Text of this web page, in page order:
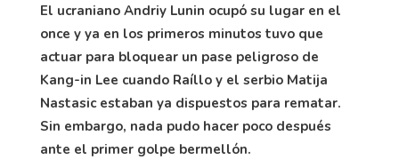
El ucraniano Andriy Lunin ocupó su lugar en el
once y ya en los primeros minutos tuvo que
actuar para bloquear un pase peligroso de
Kang-in Lee cuando Raíllo y el serbio Matija
Nastasic estaban ya dispuestos para rematar.
Sin embargo, nada pudo hacer poco después
ante el primer golpe bermellón.